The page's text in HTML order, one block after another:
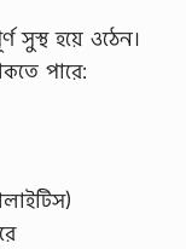
সুস্থ হয়ে ওঠেন।
পারে: